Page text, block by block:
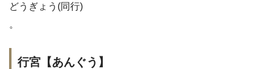
どうぎょう(同行)
。
行宮【あんぐう】